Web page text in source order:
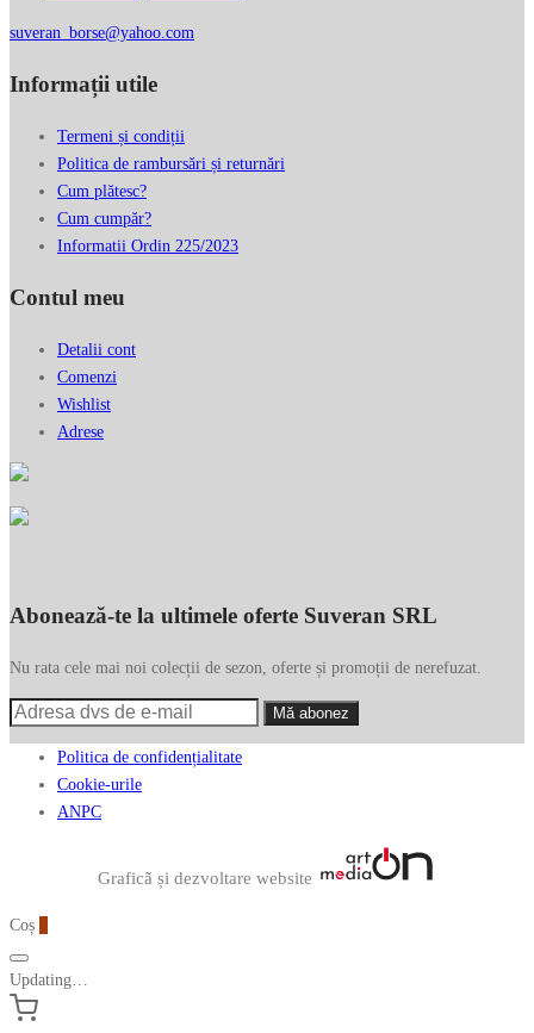
PP5649S137R
suveran_borse@yahoo.com
Informații utile
Termeni și condiții
Politica de rambursări și returnări
Cum plătesc?
Cum cumpăr?
Informatii Ordin 225/2023
Contul meu
Detalii cont
Comenzi
Wishlist
Adrese
Abonează-te la ultimele oferte Suveran SRL
Nu rata cele mai noi colecții de sezon, oferte și promoții de nerefuzat.
Politica de confidențialitate
Cookie-urile
ANPC
Graficã și dezvoltare website
Coș
Updating…